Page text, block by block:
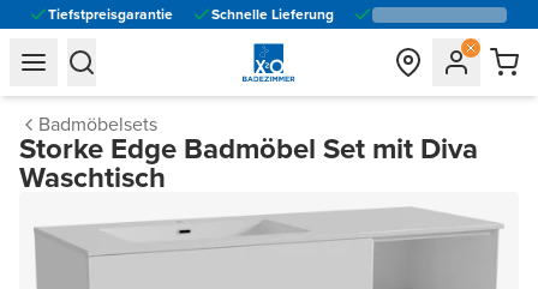
Tiefstpreisgarantie Schnelle Lieferung
general.navigation.toggle_menu.label
general.navigation.toggle_menu.label
Badmöbelsets
Storke Edge Badmöbel Set mit Diva
Waschtisch